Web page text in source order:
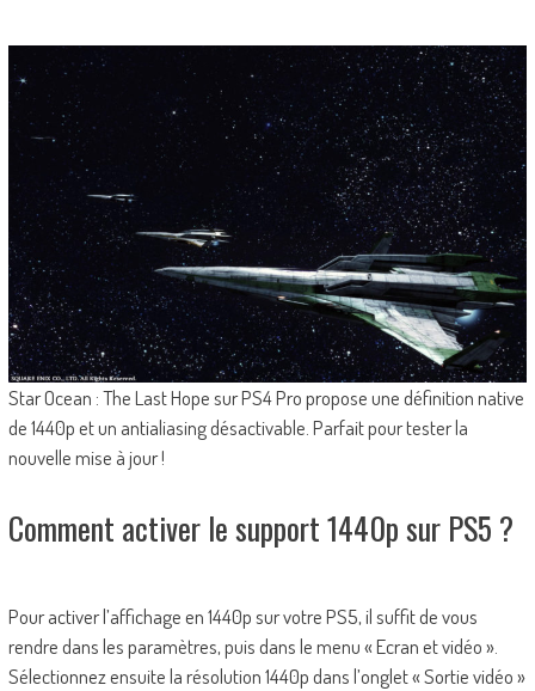
Star Ocean : The Last Hope sur PS4 Pro propose une définition native
de 1440p et un antialiasing désactivable. Parfait pour tester la
nouvelle mise à jour !
Comment activer le support 1440p sur PS5 ?
Pour activer l’affichage en 1440p sur votre PS5, il suffit de vous
rendre dans les paramètres, puis dans le menu « Ecran et vidéo ».
Sélectionnez ensuite la résolution 1440p dans l’onglet « Sortie vidéo »